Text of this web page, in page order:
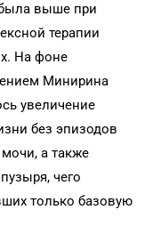
выше при
терапии
На фоне
Минирина
увеличение
без эпизодов
а также
чего
только базовую